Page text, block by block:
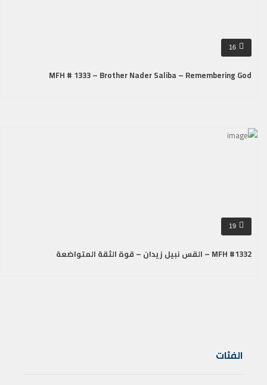
16
MFH # 1333 – Brother Nader Saliba – Remembering God
19
MFH #1332 – القس نبيل زيدان – قوة الثقة المتواضعة
الفئات